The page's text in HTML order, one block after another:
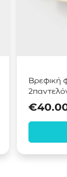
Βρεφική
€